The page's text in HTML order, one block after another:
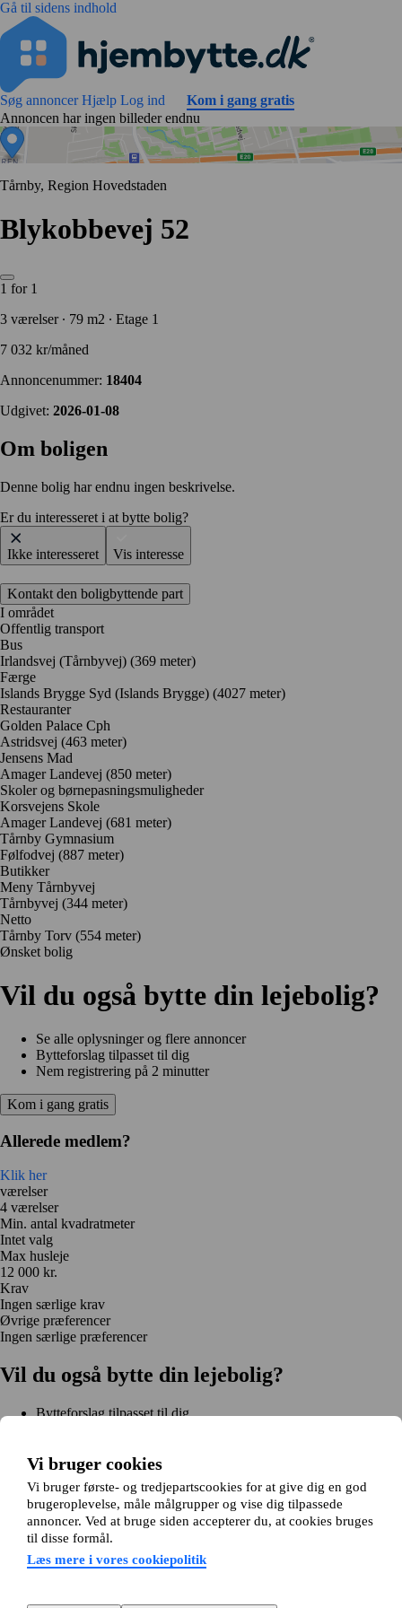
Gå til sidens indhold
Vi bruger cookies
Vi bruger første- og tredjepartscookies for at give dig en god
brugeroplevelse, måle målgrupper og vise dig tilpassede
annoncer. Ved at bruge siden accepterer du, at cookies bruges
til disse formål.
Læs mere i vores cookiepolitik
Søg annoncerHjælp Log ind
Kom i gang gratis
Annoncen har ingen billeder endnu
Tårnby, Region Hovedstaden
Blykobbevej 52
1 for 1
3 værelser ∙ 79 m2 ∙ Etage 1
7 032 kr/måned
Annoncenummer: 18404
Udgivet: 2026-01-08
Om boligen
Denne bolig har endnu ingen beskrivelse.
Er du interesseret i at bytte bolig?
Ikke interesseret Vis interesse
Kontakt den boligbyttende part
I området
Offentlig transport
Bus
Irlandsvej (Tårnbyvej) (369 meter)
Færge
Islands Brygge Syd (Islands Brygge) (4027 meter)
Restauranter
Golden Palace Cph
Astridsvej (463 meter)
Jensens Mad
Amager Landevej (850 meter)
Skoler og børnepasningsmuligheder
Korsvejens Skole
Amager Landevej (681 meter)
Tårnby Gymnasium
Følfodvej (887 meter)
Butikker
Meny Tårnbyvej
Tårnbyvej (344 meter)
Netto
Tårnby Torv (554 meter)
Ønsket bolig
Vil du også bytte din lejebolig?
Se alle oplysninger og flere annoncer
Bytteforslag tilpasset til dig
Nem registrering på 2 minutter
Kom i gang gratis
Allerede medlem?
Klik her
værelser
4 værelser
Min. antal kvadratmeter
Intet valg
Max husleje
12 000 kr.
Krav
Ingen særlige krav
Øvrige præferencer
Ingen særlige præferencer
Vil du også bytte din lejebolig?
Bytteforslag tilpasset til dig
Kom i gang gratis
Kom i gang
Kom i gang gratisSøg annoncerLog ind
Læs mere
Nyheder og tips
Om Hjembytte.dk